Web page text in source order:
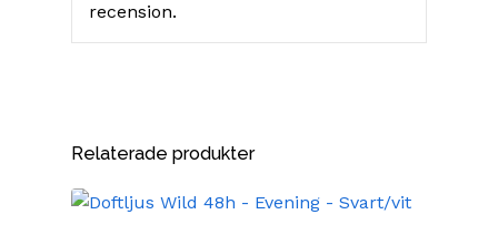
recension.
Relaterade produkter